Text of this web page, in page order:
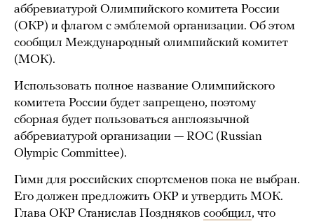
аббревиатурой Олимпийского комитета России
(ОКР) и флагом с эмблемой организации. Об этом
сообщил Международный олимпийский комитет
(МОК).
Использовать полное название Олимпийского
комитета России будет запрещено, поэтому
сборная будет пользоваться англоязычной
аббревиатурой организации — ROC (Russian
Olympic Committee).
Гимн для российских спортсменов пока не выбран.
Его должен предложить ОКР и утвердить МОК.
Глава ОКР Станислав Поздняков сообщил, что